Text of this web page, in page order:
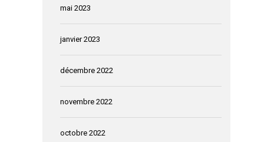
mai 2023
janvier 2023
décembre 2022
novembre 2022
octobre 2022